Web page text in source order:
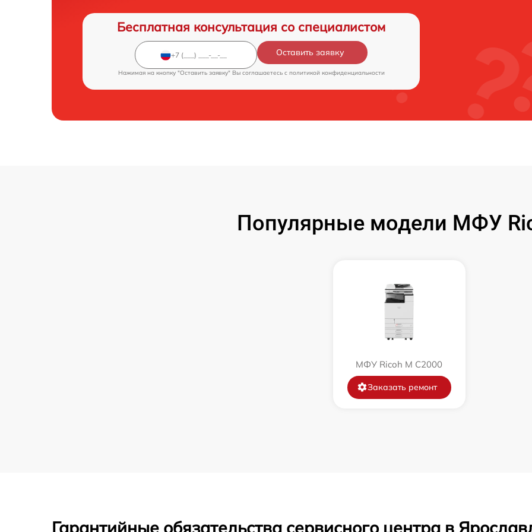
Бесплатная консультация со специалистом
Оставить заявку
Нажимая на кнопку "Оставить заявку" Вы соглашаетесь c политикой конфиденциальности
Популярные модели МФУ
МФУ Ricoh M C2000
Заказать ремонт
Гарантийные обязательства сервисного центра в